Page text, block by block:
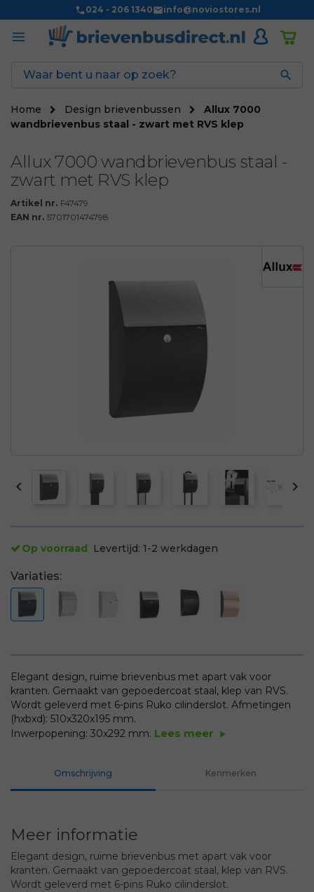
024 - 206 1340 info@noviostores.nl

Home Design brievenbussen
Allux 7000
wandbrievenbus staal - zwart met RVS klep
Allux 7000 wandbrievenbus staal -
zwart met RVS klep
Artikel nr. F47479
EAN nr. 5701701474798
 
Op voorraad Levertijd: 1-2 werkdagen
Variaties:
Elegant design, ruime brievenbus met apart vak voor
kranten. Gemaakt van gepoedercoat staal, klep van RVS.
Wordt geleverd met 6-pins Ruko cilinderslot. Afmetingen
(hxbxd): 510x320x195 mm.
Inwerpopening: 30x292 mm. Lees meer play_arrow
Omschrijving Kenmerken
Meer informatie
Elegant design, ruime brievenbus met apart vak voor
kranten. Gemaakt van gepoedercoat staal, klep van RVS.
Wordt geleverd met 6-pins Ruko cilinderslot.